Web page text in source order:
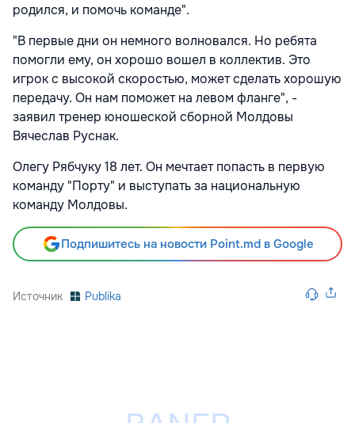
родился, и помочь команде".
"В первые дни он немного волновался. Но ребята
помогли ему, он хорошо вошел в коллектив. Это
игрок с высокой скоростью, может сделать хорошую
передачу. Он нам поможет на левом фланге", -
заявил тренер юношеской сборной Молдовы
Вячеслав Руснак.
Олегу Рябчуку 18 лет. Он мечтает попасть в первую
команду "Порту" и выступать за национальную
команду Молдовы.
Подпишитесь на новости Point.md в Google
Источник Publika